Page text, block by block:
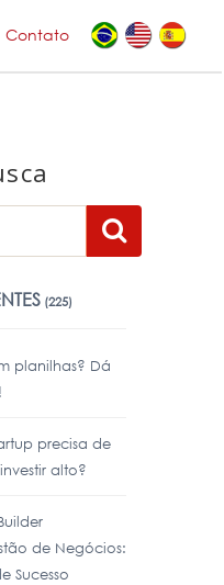
Contato
(225)
planilhas? Dá
precisa de
alto?
de Negócios:
Sucesso